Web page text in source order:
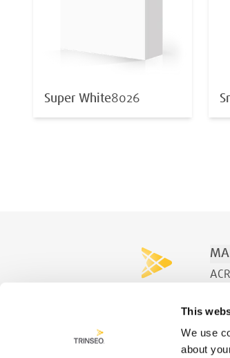
This
We use
about
Super White8026